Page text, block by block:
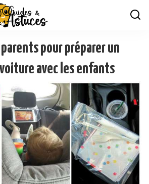
pour préparer un
avec les enfants